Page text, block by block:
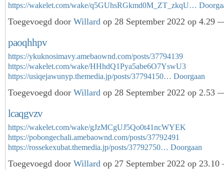
https://wakelet.com/wake/q5GUhsRGkmd0M_ZT_zkqU…
Toegevoegd door Willard op 28 September 2022 op 4.29
paoqhhpv
https://ykuknosimavy.amebaownd.com/posts/37794139
https://wakelet.com/wake/HHhdQ1Pya5abe6O7YswU3
https://usiqejawunyp.themedia.jp/posts/37794150… Doorgaan
Toegevoegd door Willard op 28 September 2022 op 2.53
lcaqgvzv
https://wakelet.com/wake/gJzMCgUJ5Qo0t41ncWYEK
https://pobongechali.amebaownd.com/posts/37792491
https://rossekexubat.themedia.jp/posts/37792750… Doorgaan
Toegevoegd door Willard op 27 September 2022 op